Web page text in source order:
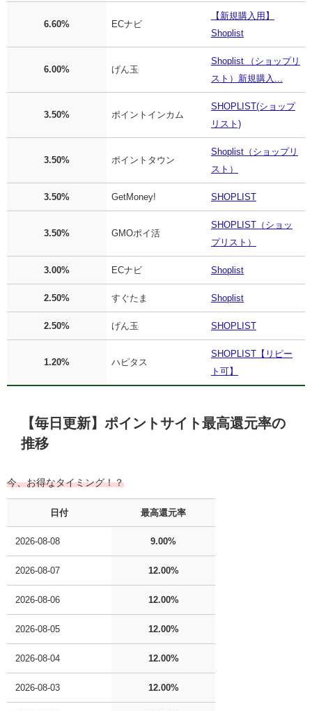
6.60% ECナビ
【新規購入用】
Shoplist
6.00% げん玉
Shoplist （ショップリ
スト）新規購入...
3.50% ポイントインカム
SHOPLIST(ショップ
リスト)
3.50% ポイントタウン
Shoplist（ショップリ
スト）
3.50% GetMoney! SHOPLIST
3.50% GMOポイ活
SHOPLIST（ショッ
プリスト）
3.00% ECナビ Shoplist
2.50% すぐたま Shoplist
2.50% げん玉 SHOPLIST
1.20% ハピタス
SHOPLIST【リピー
ト可】
【毎日更新】ポイントサイト最高還元率の
推移
今、お得なタイミング！？
日付 最高還元率
2026-08-08 9.00%
2026-08-07 12.00%
2026-08-06 12.00%
2026-08-05 12.00%
2026-08-04 12.00%
2026-08-03 12.00%